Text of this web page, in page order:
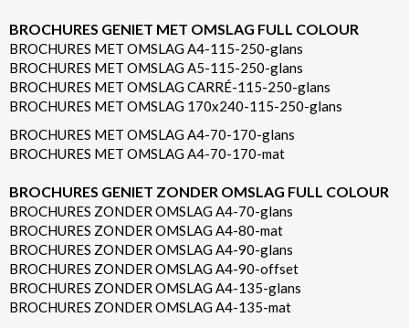
BROCHURES GENIET MET OMSLAG FULL COLOUR
BROCHURES MET OMSLAG A4-115-250-glans
BROCHURES MET OMSLAG A5-115-250-glans
BROCHURES MET OMSLAG CARRÉ-115-250-glans
BROCHURES MET OMSLAG 170x240-115-250-glans
BROCHURES MET OMSLAG A4-70-170-glans
BROCHURES MET OMSLAG A4-70-170-mat
BROCHURES GENIET ZONDER OMSLAG FULL COLOUR
BROCHURES ZONDER OMSLAG A4-70-glans
BROCHURES ZONDER OMSLAG A4-80-mat
BROCHURES ZONDER OMSLAG A4-90-glans
BROCHURES ZONDER OMSLAG A4-90-offset
BROCHURES ZONDER OMSLAG A4-135-glans
BROCHURES ZONDER OMSLAG A4-135-mat